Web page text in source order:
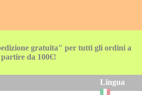
gratuita" per tutti gli ordini a
partire da 100€!
Lingua